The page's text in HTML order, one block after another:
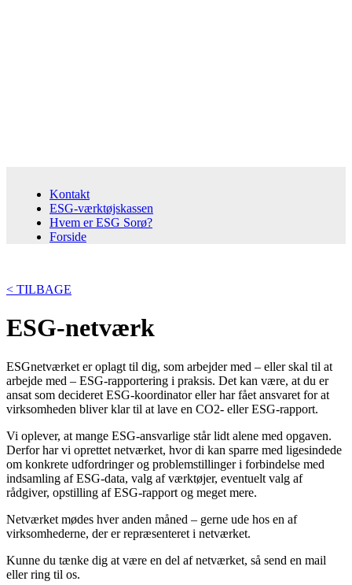
Kontakt
ESG-værktøjskassen
Hvem er ESG Sorø?
Forside
< TILBAGE
ESG-netværk
ESGnetværket er oplagt til dig, som arbejder med – eller skal til at
arbejde med – ESG-rapportering i praksis. Det kan være, at du er
ansat som decideret ESG-koordinator eller har fået ansvaret for at
virksomheden bliver klar til at lave en CO2- eller ESG-rapport.
Vi oplever, at mange ESG-ansvarlige står lidt alene med opgaven.
Derfor har vi oprettet netværket, hvor di kan sparre med ligesindede
om konkrete udfordringer og problemstillinger i forbindelse med
indsamling af ESG-data, valg af værktøjer, eventuelt valg af
rådgiver, opstilling af ESG-rapport og meget mere.
Netværket mødes hver anden måned – gerne ude hos en af
virksomhederne, der er repræsenteret i netværket.
Kunne du tænke dig at være en del af netværket, så send en mail
eller ring til os.